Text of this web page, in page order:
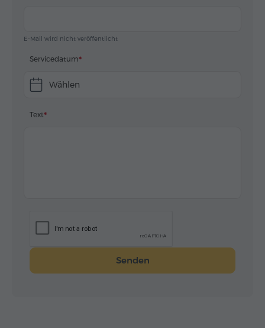
E-Mail wird nicht veröffentlicht
Servicedatum
Wählen
Text
Senden